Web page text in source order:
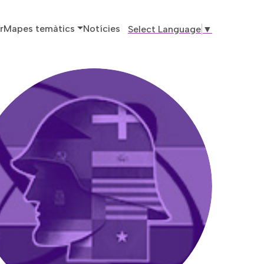
principal
Mapes temàtics Notícies Select Language ▼